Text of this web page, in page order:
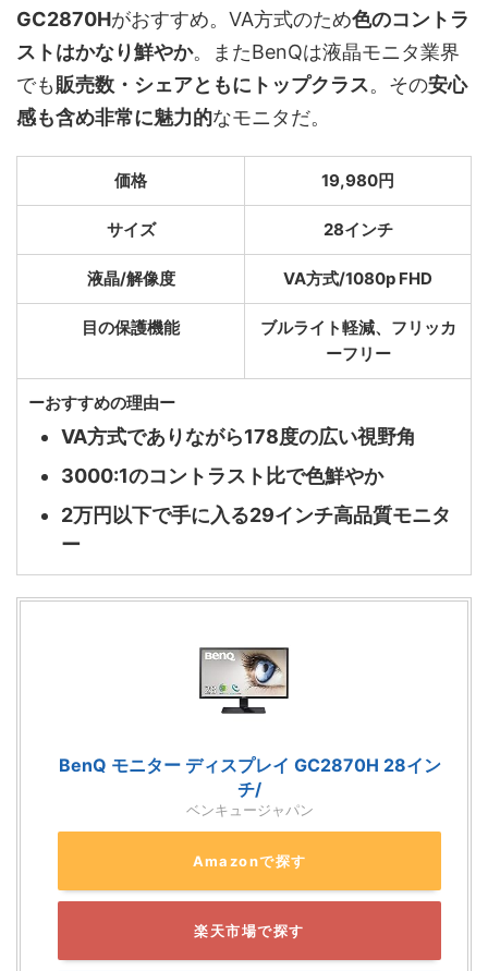
GC2870Hがおすすめ。VA方式のため色のコントラ
ストはかなり鮮やか。またBenQは液晶モニタ業界
でも販売数・シェアともにトップクラス。その安心
感も含め非常に魅力的なモニタだ。
価格 19,980円
サイズ 28インチ
液晶/解像度 VA方式/1080p FHD
目の保護機能
ブルライト軽減、フリッカ
ーフリー
ーおすすめの理由ー
VA方式でありながら178度の広い視野角
3000:1のコントラスト比で色鮮やか
2万円以下で手に入る29インチ高品質モニタ
ー
BenQ モニター ディスプレイ GC2870H 28イン
チ/
ベンキュージャパン
Amazonで探す
楽天市場で探す